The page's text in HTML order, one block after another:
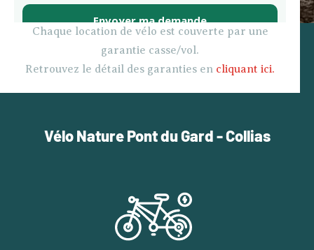
Chaque location de vélo est couverte par une
garantie casse/vol.
Retrouvez le détail des garanties en cliquant ici.
Vélo Nature Pont du Gard - Collias